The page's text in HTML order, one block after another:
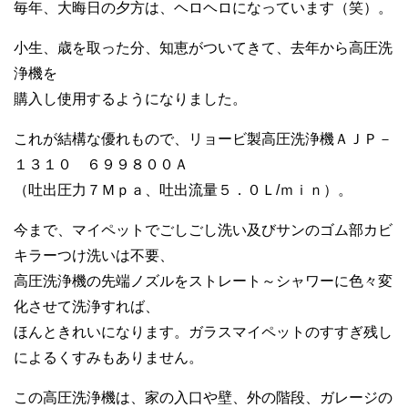
毎年、大晦日の夕方は、ヘロヘロになっています（笑）。
小生、歳を取った分、知恵がついてきて、去年から高圧洗
浄機を
購入し使用するようになりました。
これが結構な優れもので、リョービ製高圧洗浄機ＡＪＰ－
１３１０ ６９９８００Ａ
（吐出圧力７Ｍｐａ、吐出流量５．０Ｌ/ｍｉｎ）。
今まで、マイペットでごしごし洗い及びサンのゴム部カビ
キラーつけ洗いは不要、
高圧洗浄機の先端ノズルをストレート～シャワーに色々変
化させて洗浄すれば、
ほんときれいになります。ガラスマイペットのすすぎ残し
によるくすみもありません。
この高圧洗浄機は、家の入口や壁、外の階段、ガレージの